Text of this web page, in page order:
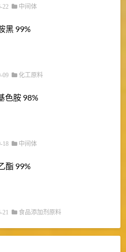
22 中间体
黑 99%
09 化工原料
色胺 98%
18 中间体
酯 99%
21 食品添加剂原料